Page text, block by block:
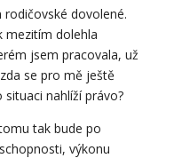
dovolené.
mezitím dolehla
jsem pracovala, už
se pro mě ještě
nahlíží právo?
tak bude po
výkonu